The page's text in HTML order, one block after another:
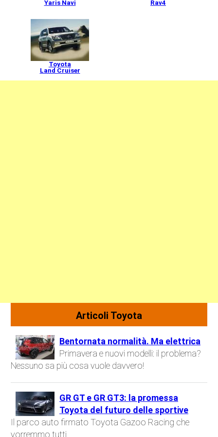
Yaris Navi
Rav4
Toyota
Land Cruiser
Articoli Toyota
Bentornata normalità. Ma elettrica
Primavera e nuovi modelli: il problema?
Nessuno sa più cosa vuole davvero!
GR GT e GR GT3: la promessa
Toyota del futuro delle sportive
Il parco auto firmato Toyota Gazoo Racing che
vorremmo tutti